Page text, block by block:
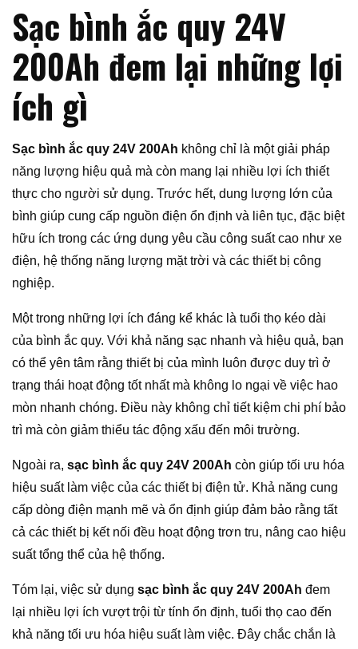
Sạc bình ắc quy 24V
200Ah đem lại những lợi
ích gì
Sạc bình ắc quy 24V 200Ah không chỉ là một giải pháp
năng lượng hiệu quả mà còn mang lại nhiều lợi ích thiết
thực cho người sử dụng. Trước hết, dung lượng lớn của
bình giúp cung cấp nguồn điện ổn định và liên tục, đặc biệt
hữu ích trong các ứng dụng yêu cầu công suất cao như xe
điện, hệ thống năng lượng mặt trời và các thiết bị công
nghiệp.
Một trong những lợi ích đáng kể khác là tuổi thọ kéo dài
của bình ắc quy. Với khả năng sạc nhanh và hiệu quả, bạn
có thể yên tâm rằng thiết bị của mình luôn được duy trì ở
trạng thái hoạt động tốt nhất mà không lo ngại về việc hao
mòn nhanh chóng. Điều này không chỉ tiết kiệm chi phí bảo
trì mà còn giảm thiểu tác động xấu đến môi trường.
Ngoài ra, sạc bình ắc quy 24V 200Ah còn giúp tối ưu hóa
hiệu suất làm việc của các thiết bị điện tử. Khả năng cung
cấp dòng điện mạnh mẽ và ổn định giúp đảm bảo rằng tất
cả các thiết bị kết nối đều hoạt động trơn tru, nâng cao hiệu
suất tổng thể của hệ thống.
Tóm lại, việc sử dụng sạc bình ắc quy 24V 200Ah đem
lại nhiều lợi ích vượt trội từ tính ổn định, tuổi thọ cao đến
khả năng tối ưu hóa hiệu suất làm việc. Đây chắc chắn là